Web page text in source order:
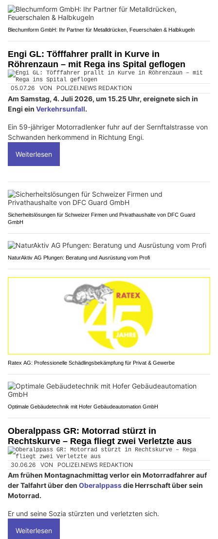
Blechumform GmbH: Ihr Partner für Metalldrücken, Feuerschalen & Halbkugeln
Engi GL: Töfffahrer prallt in Kurve in
Röhrenzaun – mit Rega ins Spital geflogen
05.07.26 VON POLIZEI.NEWS REDAKTION
Am Samstag, 4. Juli 2026, um 15.25 Uhr, ereignete sich in
Engi ein Verkehrsunfall.
Ein 59-jähriger Motorradlenker fuhr auf der Sernftalstrasse von
Schwanden herkommend in Richtung Engi.
Weiterlesen
Sicherheitslösungen für Schweizer Firmen und Privathaushalte von DFC Guard
GmbH
NaturAktiv AG Pfungen: Beratung und Ausrüstung vom Profi
Ratex AG: Professionelle Schädlingsbekämpfung für Privat & Gewerbe
Optimale Gebäudetechnik mit Hofer Gebäudeautomation GmbH
Oberalppass GR: Motorrad stürzt in
Rechtskurve – Rega fliegt zwei Verletzte aus
30.06.26 VON POLIZEI.NEWS REDAKTION
Am frühen Montagnachmittag verlor ein Motorradfahrer auf
der Talfahrt über den Oberalppassdie Herrschaft über sein
Motorrad.
Er und seine Sozia stürzten und verletzten sich.
Weiterlesen